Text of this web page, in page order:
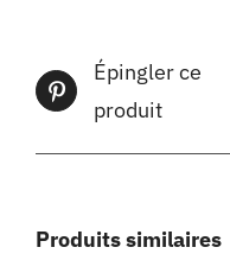
Épingler ce
produit
Produits similaires